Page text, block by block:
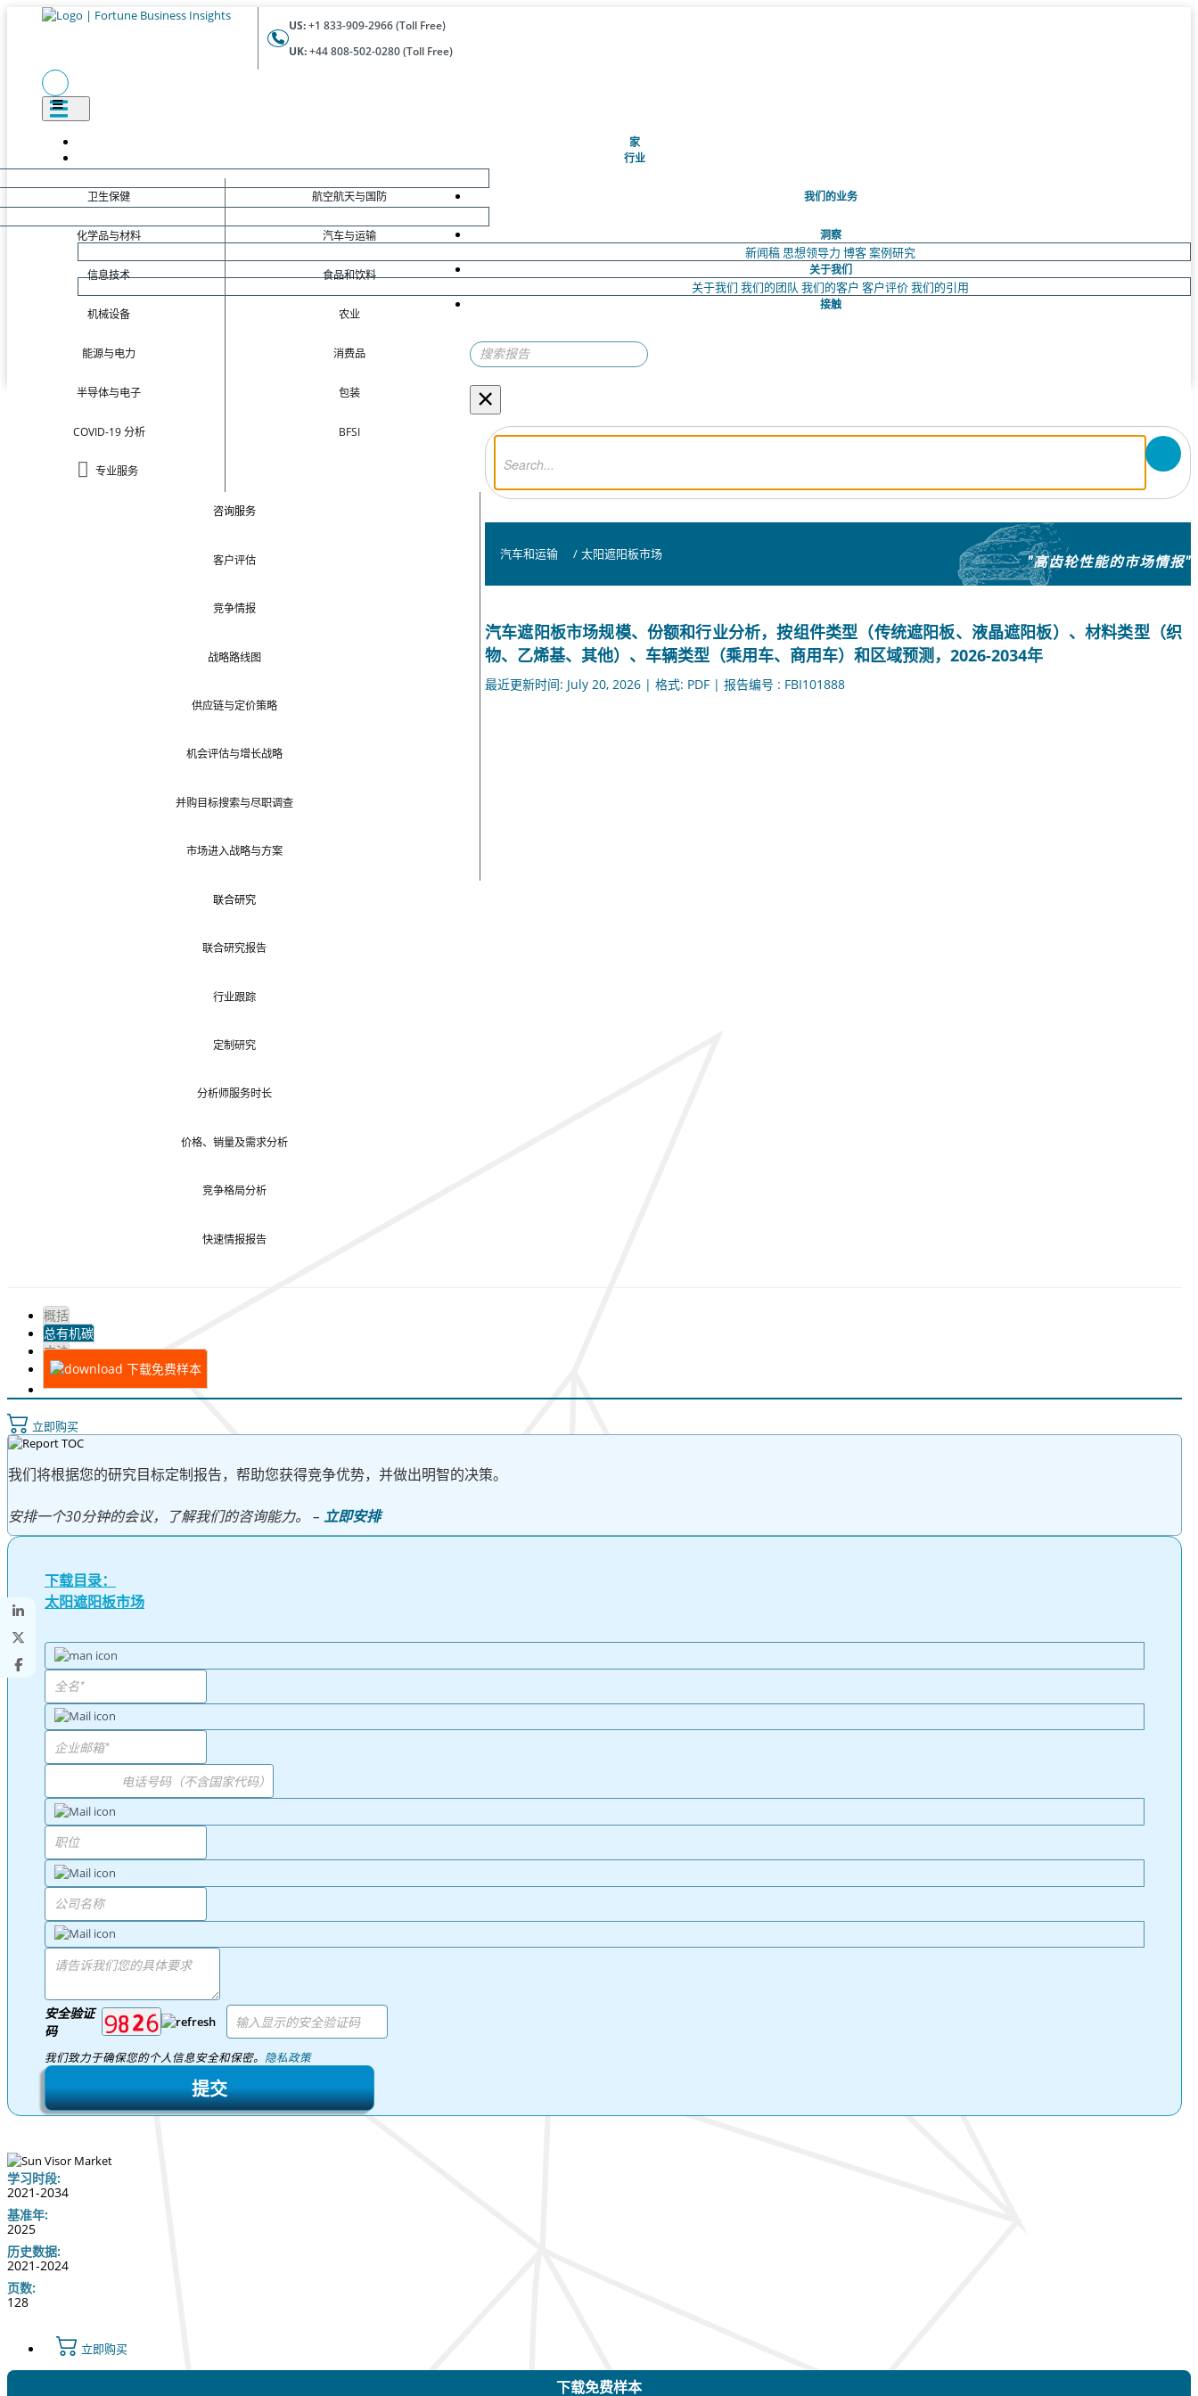
US:+1 833-909-2966 (Toll Free)
UK:+44 808-502-0280 (Toll Free)
家(当前的)
行业
卫生保健
化学品与材料
信息技术
机械设备
能源与电力
半导体与电子
COVID-19 分析
专业服务
航空航天与国防
汽车与运输
食品和饮料
农业
消费品
包装
BFSI
我们的业务
咨询服务
客户评估
竞争情报
战略路线图
供应链与定价策略
机会评估与增长战略
并购目标搜索与尽职调查
市场进入战略与方案
联合研究
联合研究报告
行业跟踪
定制研究
分析师服务时长
价格、销量及需求分析
竞争格局分析
快速情报报告
洞察
新闻稿 思想领导力 博客案例研究
关于我们
关于我们 我们的团队 我们的客户 客户评价我们的引用
接触
×
汽车和运输 / 太阳遮阳板市场 "高齿轮性能的市场情报"
汽车遮阳板市场规模、份额和行业分析，按组件类型（传统遮阳板、液晶遮阳板）、材料类型（织
物、乙烯基、其他）、车辆类型（乘用车、商用车）和区域预测，2026-2034年
最近更新时间: July 20, 2026 | 格式: PDF | 报告编号 : FBI101888
概括
总有机碳
方法
下载免费样本
立即购买
我们将根据您的研究目标定制报告，帮助您获得竞争优势，并做出明智的决策。
安排一个30分钟的会议，了解我们的咨询能力。 – 立即安排
下载目录：
太阳遮阳板市场
安全验证
码
我们致力于确保您的个人信息安全和保密。 隐私政策
提交
学习时段:
2021-2034
基准年:
2025
历史数据:
2021-2024
页数:
128
立即购买
下载免费样本